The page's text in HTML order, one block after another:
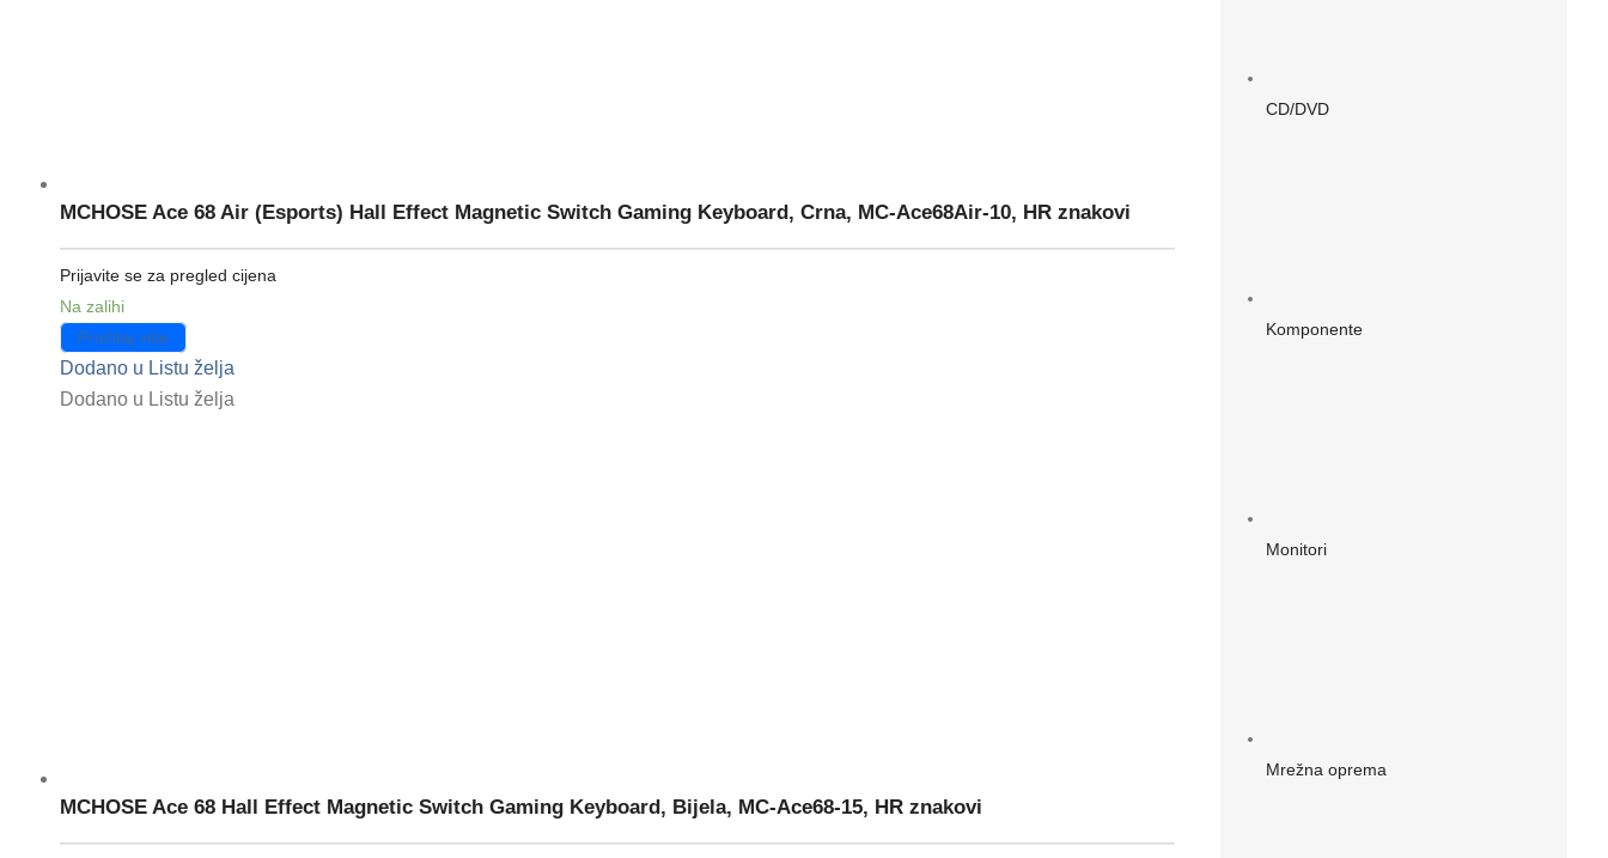
MCHOSE Ace 68 Air (Esports) Hall Effect Magnetic Switch Gaming Keyboard, Crna, MC-Ace68Air-10, HR znakovi
Prijavite se za pregled cijena
Na zalihi
Pročitaj više
Dodano u Listu želja
Dodano u Listu želja
MCHOSE Ace 68 Hall Effect Magnetic Switch Gaming Keyboard, Bijela, MC-Ace68-15, HR znakovi
CD/DVD
Komponente
Monitori
Mrežna oprema